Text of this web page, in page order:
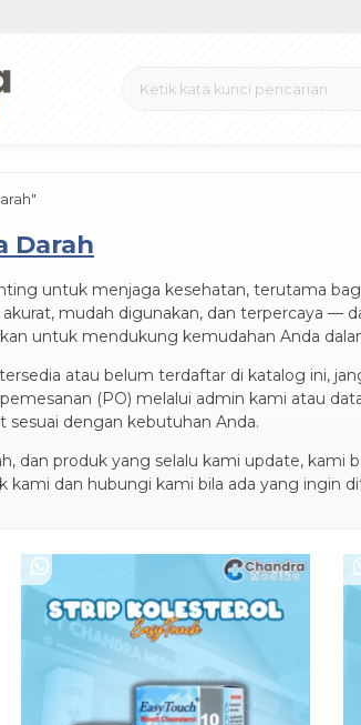
Darah
untuk menjaga kesehatan, terutama
mudah digunakan, dan terpercaya —
untuk mendukung kemudahan Anda
atau belum terdaftar di katalog ini,
(PO) melalui admin kami atau
sesuai dengan kebutuhan Anda.
dan produk yang selalu kami update,
kami dan hubungi kami bila ada yang ingin